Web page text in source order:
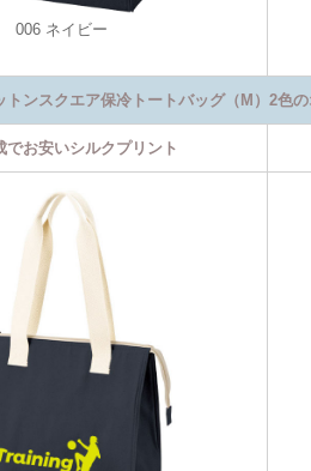
006 ネイビー
トンスクエア保冷トートバッグ（M）2色
でお安いシルクプリント